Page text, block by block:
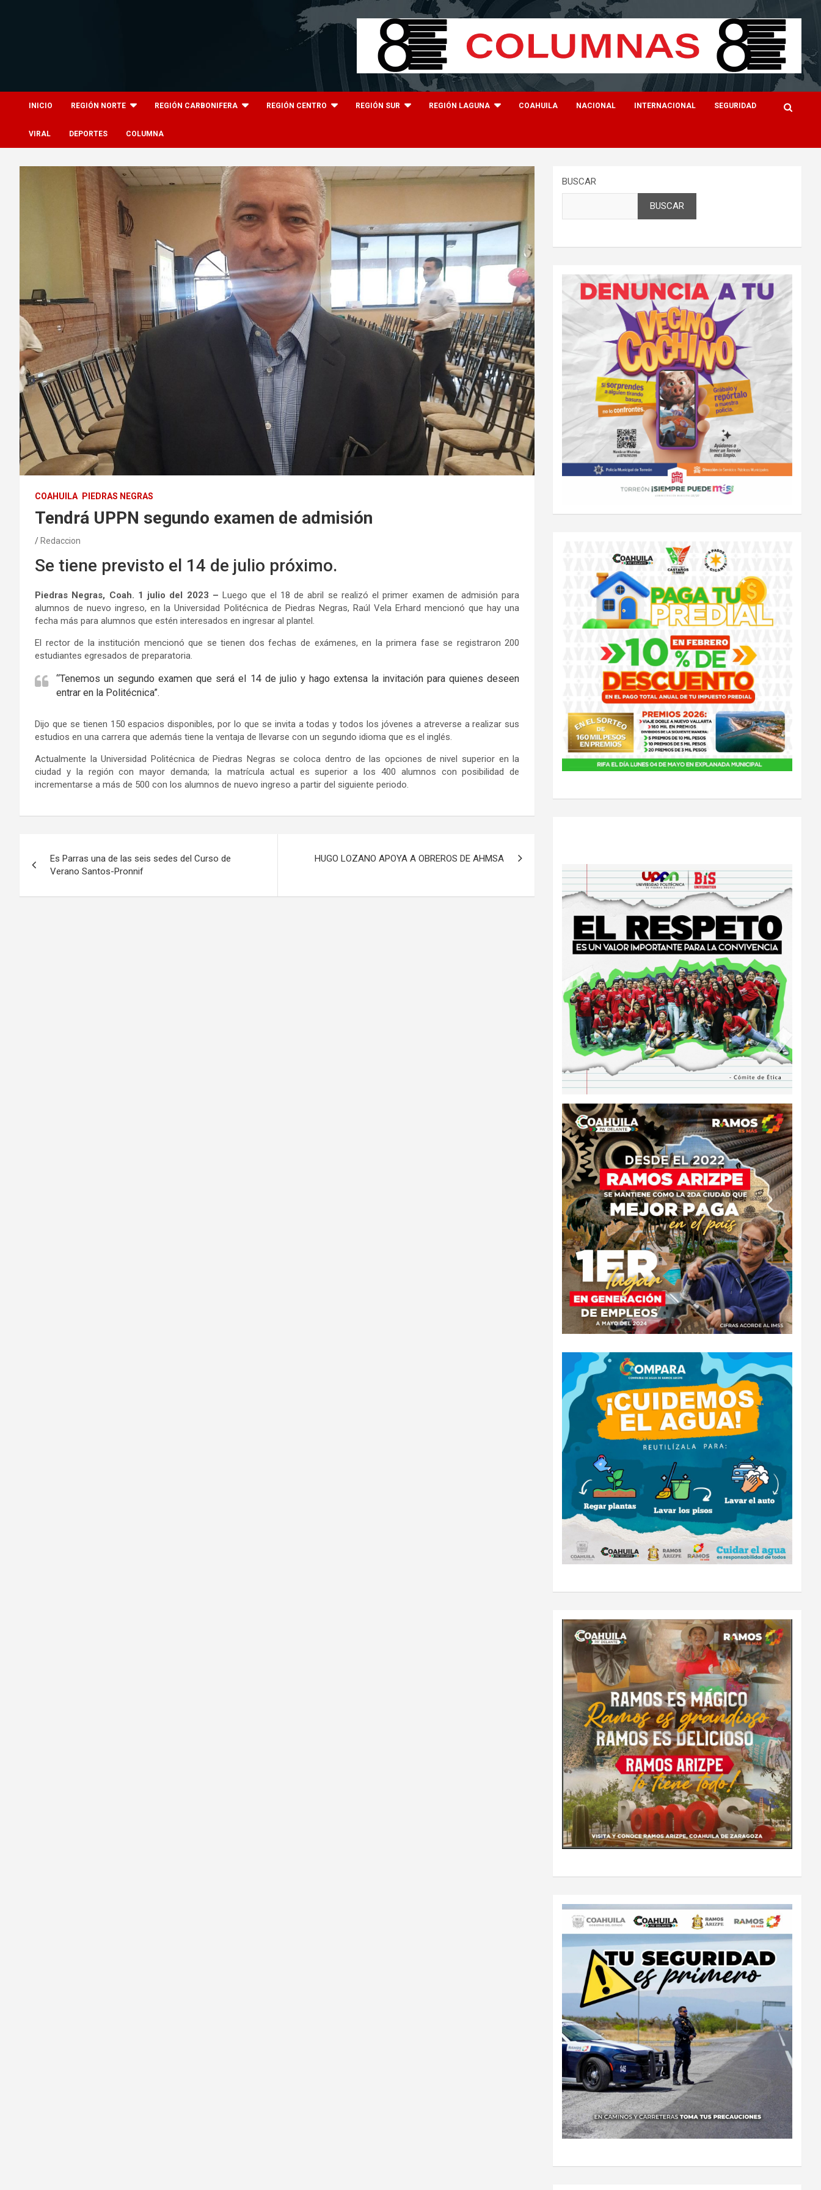
INICIO REGIÓN NORTE REGIÓN CARBONIFERA REGIÓN CENTRO REGIÓN SUR REGIÓN LAGUNA COAHUILA NACIONAL INTERNACIONAL SEGURIDAD
VIRAL DEPORTES COLUMNA
COAHUILA PIEDRAS NEGRAS
Tendrá UPPN segundo examen de admisión
Redaccion
Se tiene previsto el 14 de julio próximo.
Piedras Negras, Coah. 1 julio del 2023 –Luego que el 18 de abril se realizó el primer examen de admisión para
alumnos de nuevo ingreso, en la Universidad Politécnica de Piedras Negras, Raúl Vela Erhard mencionó que hay una
fecha más para alumnos que estén interesados en ingresar al plantel.
El rector de la institución mencionó que se tienen dos fechas de exámenes, en la primera fase se registraron 200
estudiantes egresados de preparatoria.
“Tenemos un segundo examen que será el 14 de julio y hago extensa la invitación para quienes deseen
entrar en la Politécnica”.
Dijo que se tienen 150 espacios disponibles, por lo que se invita a todas y todos los jóvenes a atreverse a realizar sus
estudios en una carrera que además tiene la ventaja de llevarse con un segundo idioma que es el inglés.
Actualmente la Universidad Politécnica de Piedras Negras se coloca dentro de las opciones de nivel superior en la
ciudad y la región con mayor demanda; la matrícula actual es superior a los 400 alumnos con posibilidad de
incrementarse a más de 500 con los alumnos de nuevo ingreso a partir del siguiente periodo.
de
entradas
Es Parras una de las seis sedes del Curso de
Verano Santos-Pronnif
HUGO LOZANO APOYA A OBREROS DE AHMSA
BUSCAR
BUSCAR